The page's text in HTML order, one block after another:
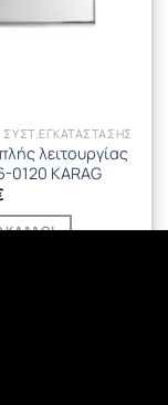
ΣΥΣΤ.ΕΓΚΑΤΑΣΤΑΣΗΣ
λειτουργίας
0120 KARAG
ΚΑΛΆΘΙ